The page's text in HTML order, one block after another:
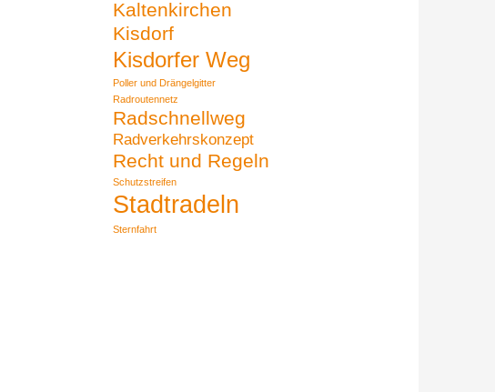
Kaltenkirchen
Kisdorf
Kisdorfer Weg
Poller und Drängelgitter
Radroutennetz
Radschnellweg
Radverkehrskonzept
Recht und Regeln
Schutzstreifen
Stadtradeln
Sternfahrt